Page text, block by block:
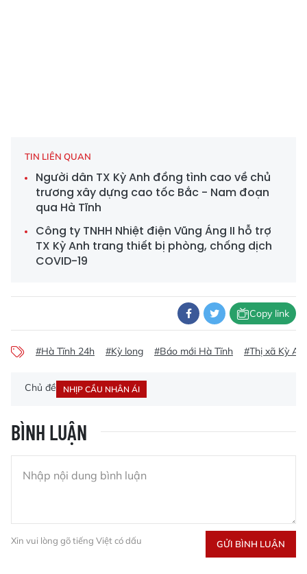
TIN LIÊN QUAN
Người dân TX Kỳ Anh đồng tình cao về chủ
trương xây dựng cao tốc Bắc - Nam đoạn
qua Hà Tĩnh
Công ty TNHH Nhiệt điện Vũng Áng II hỗ trợ
TX Kỳ Anh trang thiết bị phòng, chống dịch
COVID-19
Copy link
#Hà Tĩnh 24h #Kỳ long #Báo mới Hà Tĩnh #Thị xã Kỳ
Chủ đề NHỊP CẦU NHÂN ÁI
BÌNH LUẬN
Xin vui lòng gõ tiếng Việt có dấu GỬI BÌNH LUẬN